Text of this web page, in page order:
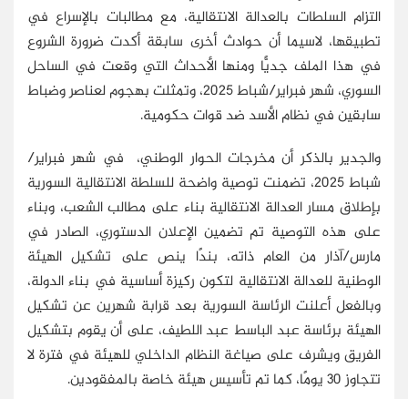
التزام السلطات بالعدالة الانتقالية، مع مطالبات بالإسراع في
تطبيقها، لاسيما أن حوادث أخرى سابقة أكدت ضرورة الشروع
في هذا الملف جديًّا ومنها الأحداث التي وقعت في الساحل
السوري، شهر فبراير/شباط 2025، وتمثلت بهجوم لعناصر وضباط
سابقين في نظام الأسد ضد قوات حكومية.
والجدير بالذكر أن مخرجات الحوار الوطني، في شهر فبراير/
شباط 2025، تضمنت توصية واضحة للسلطة الانتقالية السورية
بإطلاق مسار العدالة الانتقالية بناء على مطالب الشعب، وبناء
على هذه التوصية تم تضمين الإعلان الدستوري، الصادر في
مارس/آذار من العام ذاته، بندًا ينص على تشكيل الهيئة
الوطنية للعدالة الانتقالية لتكون ركيزة أساسية في بناء الدولة،
وبالفعل أعلنت الرئاسة السورية بعد قرابة شهرين عن تشكيل
الهيئة برئاسة عبد الباسط عبد اللطيف، على أن يقوم بتشكيل
الفريق ويشرف على صياغة النظام الداخلي للهيئة في فترة لا
تتجاوز 30 يومًا، كما تم تأسيس هيئة خاصة بالمفقودين.